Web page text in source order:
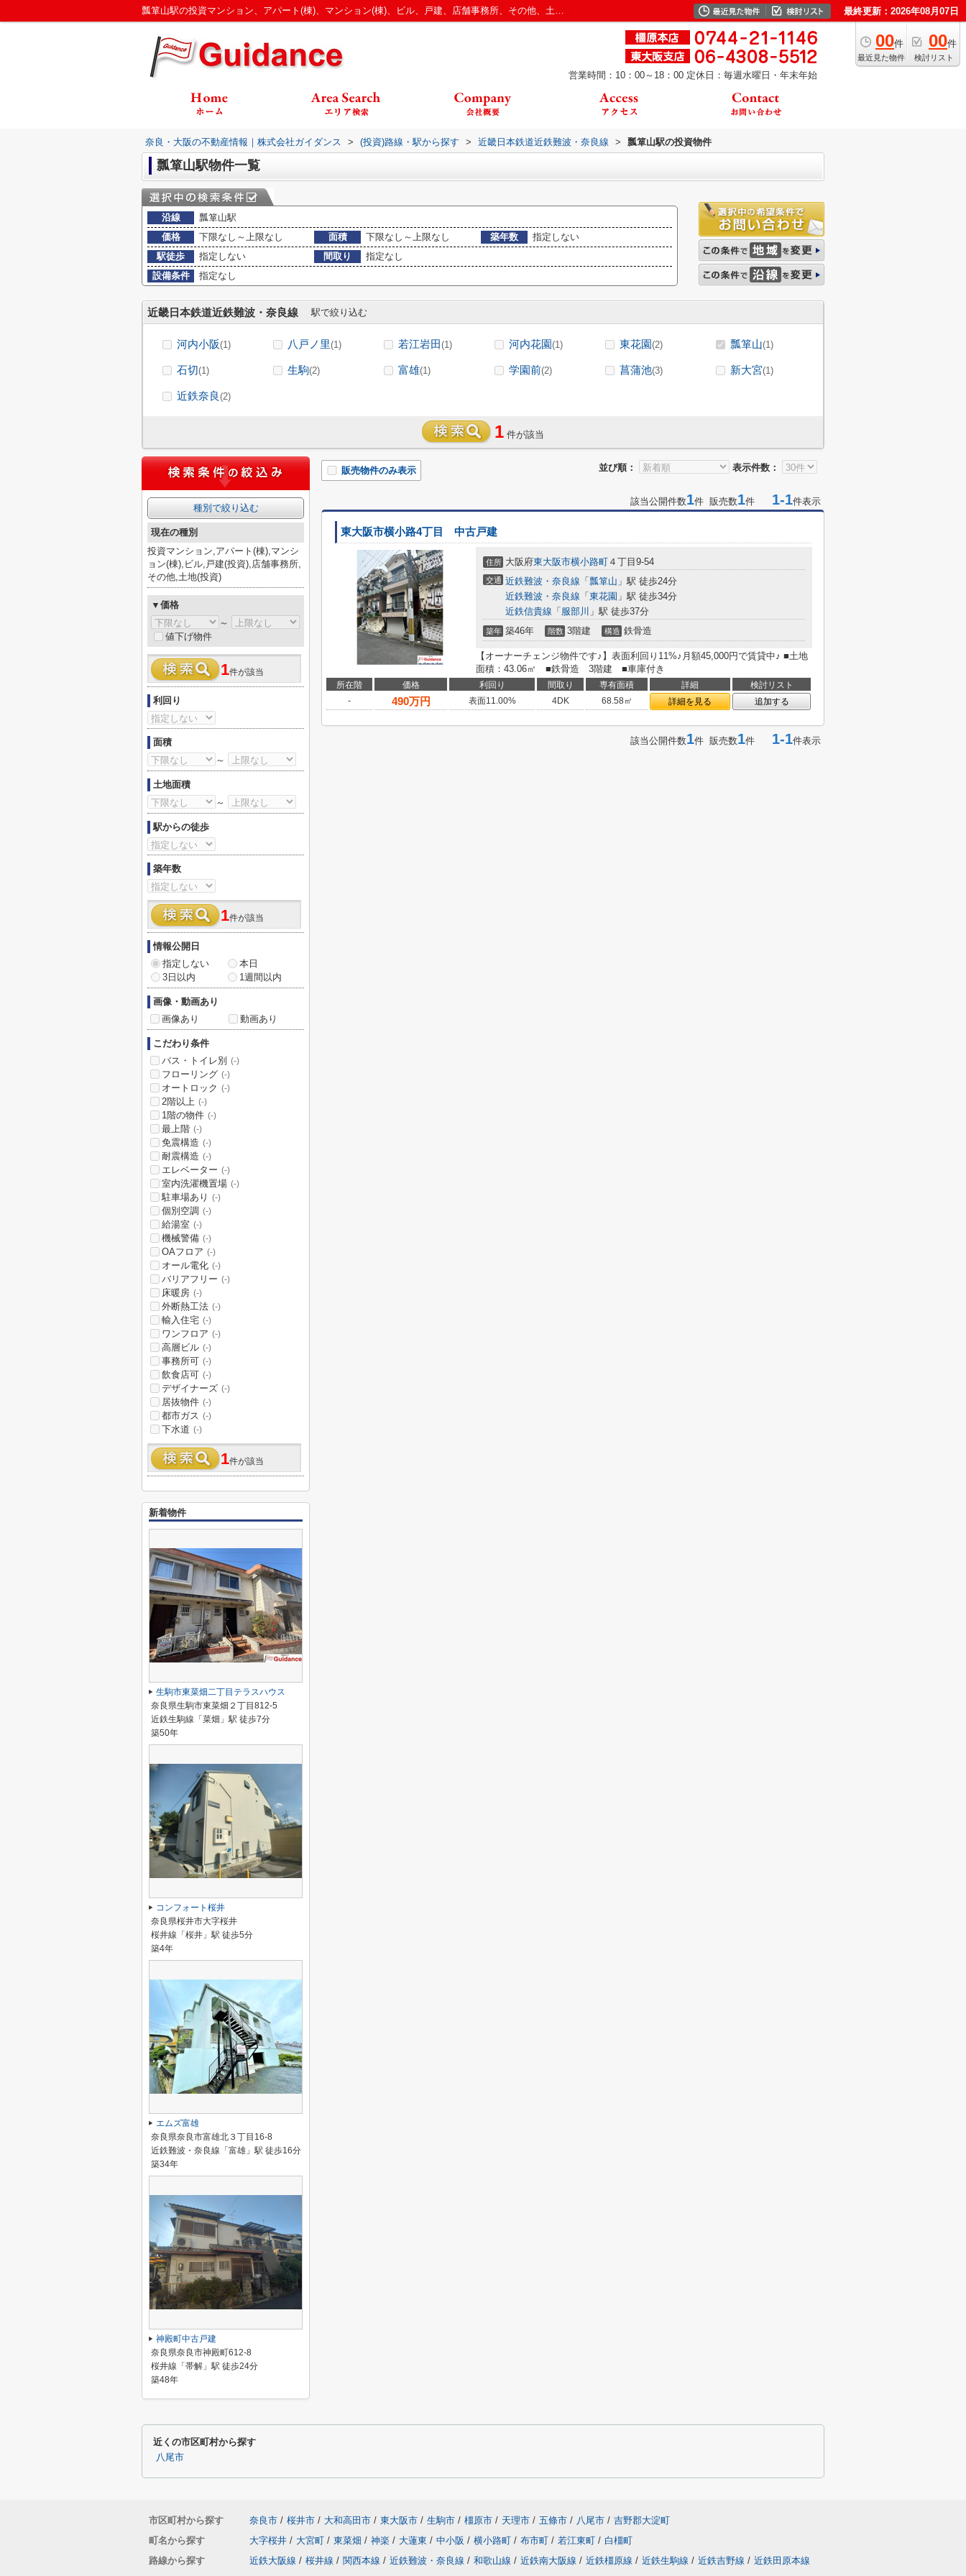
瓢箪山駅の投資マンション、アパート(棟)、マンション(棟)、ビル、戸建、店舗事務所、その他、土地一覧｜奈良・大阪の不動産情報｜株式会社ガイダンス 最終更新：2026年08月07日
00件
最近見た物件
00件
検討リスト
営業時間：10：00～18：00 定休日：毎週水曜日・年末年始
奈良・大阪の不動産情報｜株式会社ガイダンス > (投資)路線・駅から探す > 近畿日本鉄道近鉄難波・奈良線 > 瓢箪山駅の投資物件
瓢箪山駅物件一覧
沿線
瓢箪山駅
価格
下限なし～上限なし 面積 下限なし～上限なし 築年数
指定しない
駅徒歩
指定しない 間取り
指定なし
設備条件
指定なし
近畿日本鉄道近鉄難波・奈良線 駅で絞り込む
河内小阪(1) 八戸ノ里(1) 若江岩田(1) 河内花園(1) 東花園(2) 瓢箪山(1)
石切(1) 生駒(2) 富雄(1) 学園前(2) 菖蒲池(3) 新大宮(1)
近鉄奈良(2)
1 件が該当
並び順： 表示件数：
販売物件のみ表示
該当公開件数1件 販売数1件 1-1件表示
東大阪市横小路4丁目 中古戸建
住所 大阪府東大阪市横小路町 ４丁目9-54
交通 近鉄難波・奈良線 「 瓢箪山 」駅 徒歩24分
近鉄難波・奈良線 「 東花園 」駅 徒歩34分
近鉄信貴線 「 服部川 」駅 徒歩37分
築年 築46年 階数 3階建 構造 鉄骨造
【オーナーチェンジ物件です♪】表面利回り11%♪月額45,000円で賃貸中♪ ■土地
面積：43.06㎡ ■鉄骨造 3階建 ■車庫付き
所在階 価格 利回り 間取り 専有面積 詳細
検討リスト
-
490万円 表面11.00% 4DK 68.58㎡ 詳細を見る 追加する
該当公開件数1件 販売数1件 1-1件表示
種別で絞り込む
現在の種別
投資マンション,アパート(棟),マンシ
ョン(棟),ビル,戸建(投資),店舗事務所,
その他,土地(投資)
▼価格
～
値下げ物件
1件が該当
利回り
面積
～
土地面積
～
駅からの徒歩
築年数
1件が該当
情報公開日
指定しない
本日
3日以内
1週間以内
画像・動画あり
画像あり
動画あり
こだわり条件
バス・トイレ別
(-)
フローリング (-)
オートロック (-)
2階以上 (-)
1階の物件 (-)
最上階 (-)
免震構造 (-)
耐震構造 (-)
エレベーター (-)
室内洗濯機置場 (-)
駐車場あり (-)
個別空調 (-)
給湯室 (-)
機械警備 (-)
OAフロア (-)
オール電化 (-)
バリアフリー (-)
床暖房 (-)
外断熱工法 (-)
輸入住宅 (-)
ワンフロア (-)
高層ビル (-)
事務所可 (-)
飲食店可 (-)
デザイナーズ (-)
居抜物件 (-)
都市ガス (-)
下水道 (-)
1件が該当
新着物件
生駒市東菜畑二丁目テラスハウス
奈良県生駒市東菜畑２丁目812-5
近鉄生駒線「菜畑」駅 徒歩7分
築50年
コンフォート桜井
奈良県桜井市大字桜井
桜井線「桜井」駅 徒歩5分
築4年
エムズ富雄
奈良県奈良市富雄北３丁目16-8
近鉄難波・奈良線「富雄」駅 徒歩16分
築34年
神殿町中古戸建
奈良県奈良市神殿町612-8
桜井線「帯解」駅 徒歩24分
築48年
近くの市区町村から探す
八尾市
市区町村から探す 奈良市 / 桜井市 / 大和高田市 / 東大阪市 / 生駒市 / 橿原市 / 天理市 / 五條市 / 八尾市 / 吉野郡大淀町
町名から探す
大字桜井 / 大宮町 / 東菜畑 / 神楽 / 大蓮東 / 中小阪 / 横小路町 / 布市町 / 若江東町 / 白橿町
路線から探す
近鉄大阪線 / 桜井線 / 関西本線 / 近鉄難波・奈良線 / 和歌山線 / 近鉄南大阪線 / 近鉄橿原線 / 近鉄生駒線 / 近鉄吉野線 / 近鉄田原本線